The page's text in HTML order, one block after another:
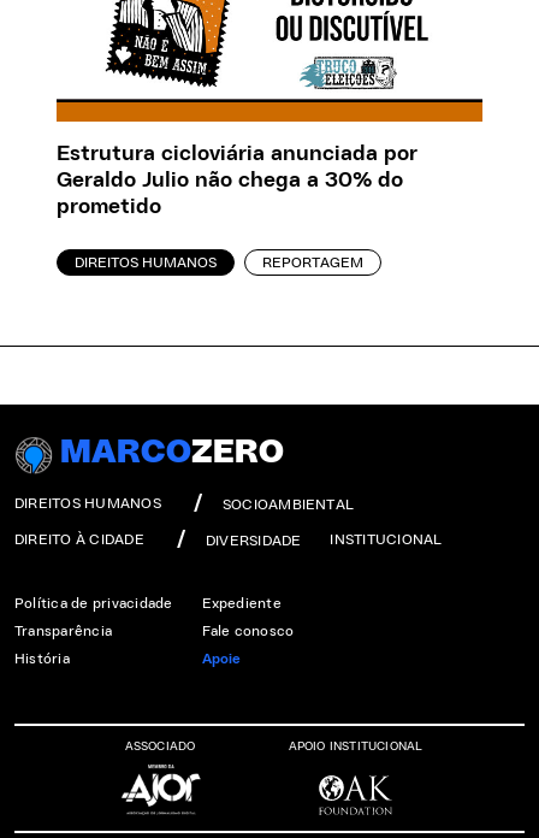
Estrutura cicloviária anunciada por
Geraldo Julio não chega a 30% do
prometido
DIREITOS HUMANOS REPORTAGEM
MARCOZERO
DIREITOS HUMANOS SOCIOAMBIENTAL
DIREITO À CIDADE DIVERSIDADE INSTITUCIONAL
Política de privacidade
Transparência
História
Expediente
Fale conosco
Apoie
ASSOCIADO APOIO INSTITUCIONAL